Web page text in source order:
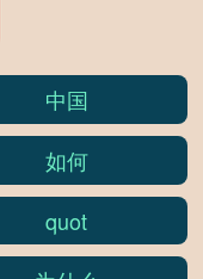
中国
如何
quot